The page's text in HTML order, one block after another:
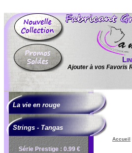
Ajouter à vos Favoris
La vie en rouge
Strings - Tangas
Série Prestige : 0.99 €
Accueil